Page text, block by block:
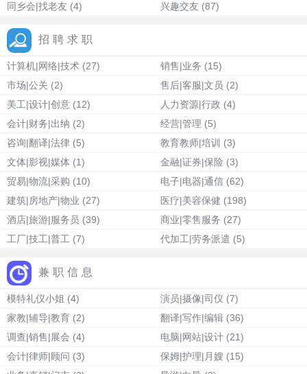
同乡会|找老友 (4) 兴趣交友 (87)
招聘求职
计算机|网络|技术 (27) 销售|业务 (15)
市场|公关 (2) 售后|客服|文员 (2)
美工|设计|创意 (12) 人力资源|行政 (4)
会计|财务|出纳 (2) 经营|管理 (5)
咨询|翻译|法律 (5) 教育教师|培训 (3)
文体|影视|媒体 (1) 金融|证券|保险 (3)
贸易|物流|采购 (10) 电子|电器|通信 (62)
建筑|房地产|物业 (27) 医疗|美容保健 (198)
酒店|旅游|服务员 (39) 商业|零售服务 (27)
工厂|技工|普工 (7) 代加工|劳务派遣 (5)
兼职信息
模特礼仪小姐 (4) 演员|摄像|司仪 (7)
家教|辅导|教育 (2) 翻译|写作|编辑 (36)
调查|销售|展会 (4) 电脑|网站|设计 (21)
会计|律师|顾问 (3) 保姆|护理|月嫂 (15)